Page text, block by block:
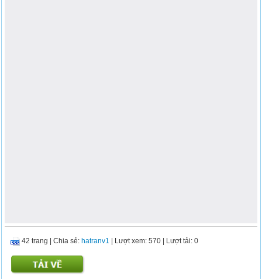
42 trang |Chia sẻ: hatranv1 | Lượt xem: 570 | Lượt tải: 0